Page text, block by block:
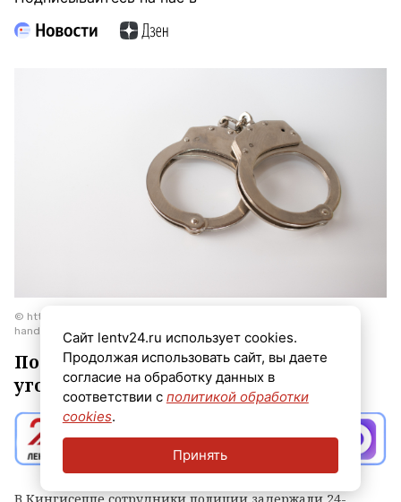
© https://www.magnific.com/free-photo/high-angle-shot-metal-
handcuffs-isolated_12750645.htm
По данному факту возбуждено
уголовное дело по статье «Кража».
Сайт lentv24.ru использует cookies.
Продолжая использовать сайт, вы даете
согласие на обработку данных в
соответствии с политикой обработки
cookies.
Принять